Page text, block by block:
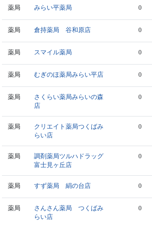
薬局 みらい平薬局 0
薬局 倉持薬局 谷和原店 0
薬局 スマイル薬局 0
薬局 むぎのほ薬局みらい平店 0
薬局
さくらい薬局みらいの森
店
0
薬局
クリエイト薬局つくばみ
らい店
0
薬局
調剤薬局ツルハドラッグ
富士見ヶ丘店
0
薬局 すず薬局 絹の台店 0
薬局
さんさん薬局 つくばみ
らい店
0